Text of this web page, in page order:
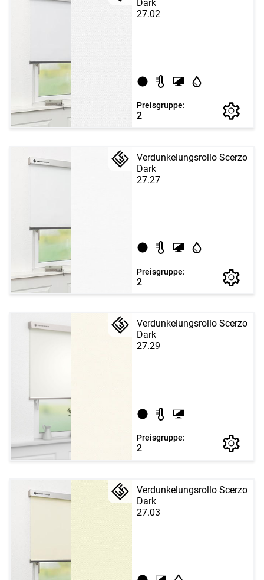
Dark
27.02
Preisgruppe:
2
Verdunkelungsrollo Scerzo
Dark
27.27
Preisgruppe:
2
Verdunkelungsrollo Scerzo
Dark
27.29
Preisgruppe:
2
Verdunkelungsrollo Scerzo
Dark
27.03